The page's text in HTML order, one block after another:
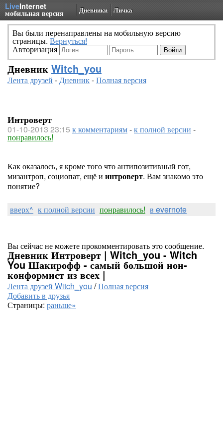
LiveInternet
мобильная версия Дневники Личка
Вы были перенаправлены на мобильную версию
страницы. Вернуться!
Авторизация
Дневник Witch_you
Лента друзей -Дневник-Полная версия
Интроверт
01-10-2013 23:15 к комментариям-к полной версии -
понравилось!
Как оказалось, я кроме того что антипозитивный гот,
мизантроп, социопат, ещё и интроверт. Вам знакомо это
понятие?
вверх^ к полной версии понравилось! в evernote
Вы сейчас не можете прокомментировать это сообщение.
Дневник Интроверт | Witch_you - Witch
You Шакирофф - самый большой нон-
конформист из всех |
Лента друзей Witch_you /Полная версия
Добавить в друзья
Страницы: раньше»